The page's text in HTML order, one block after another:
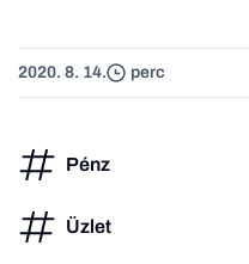
2020. 8. 14. perc
Pénz
Üzlet